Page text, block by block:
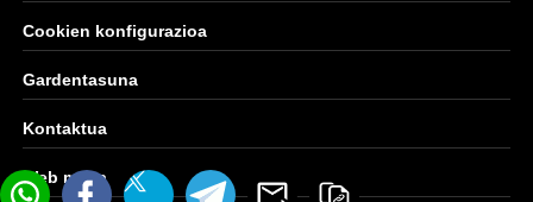
Cookien konfigurazioa
Gardentasuna
Kontaktua
Web mapa